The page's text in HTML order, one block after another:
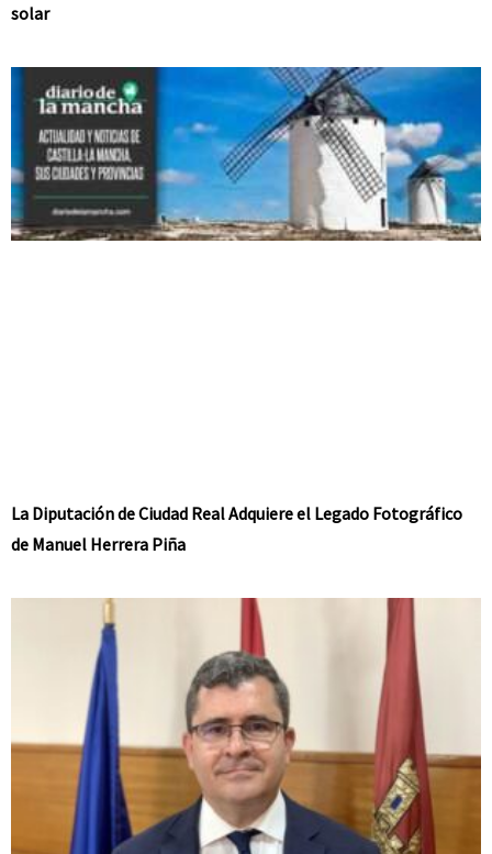
solar
La Diputación de Ciudad Real Adquiere el Legado Fotográfico
de Manuel Herrera Piña